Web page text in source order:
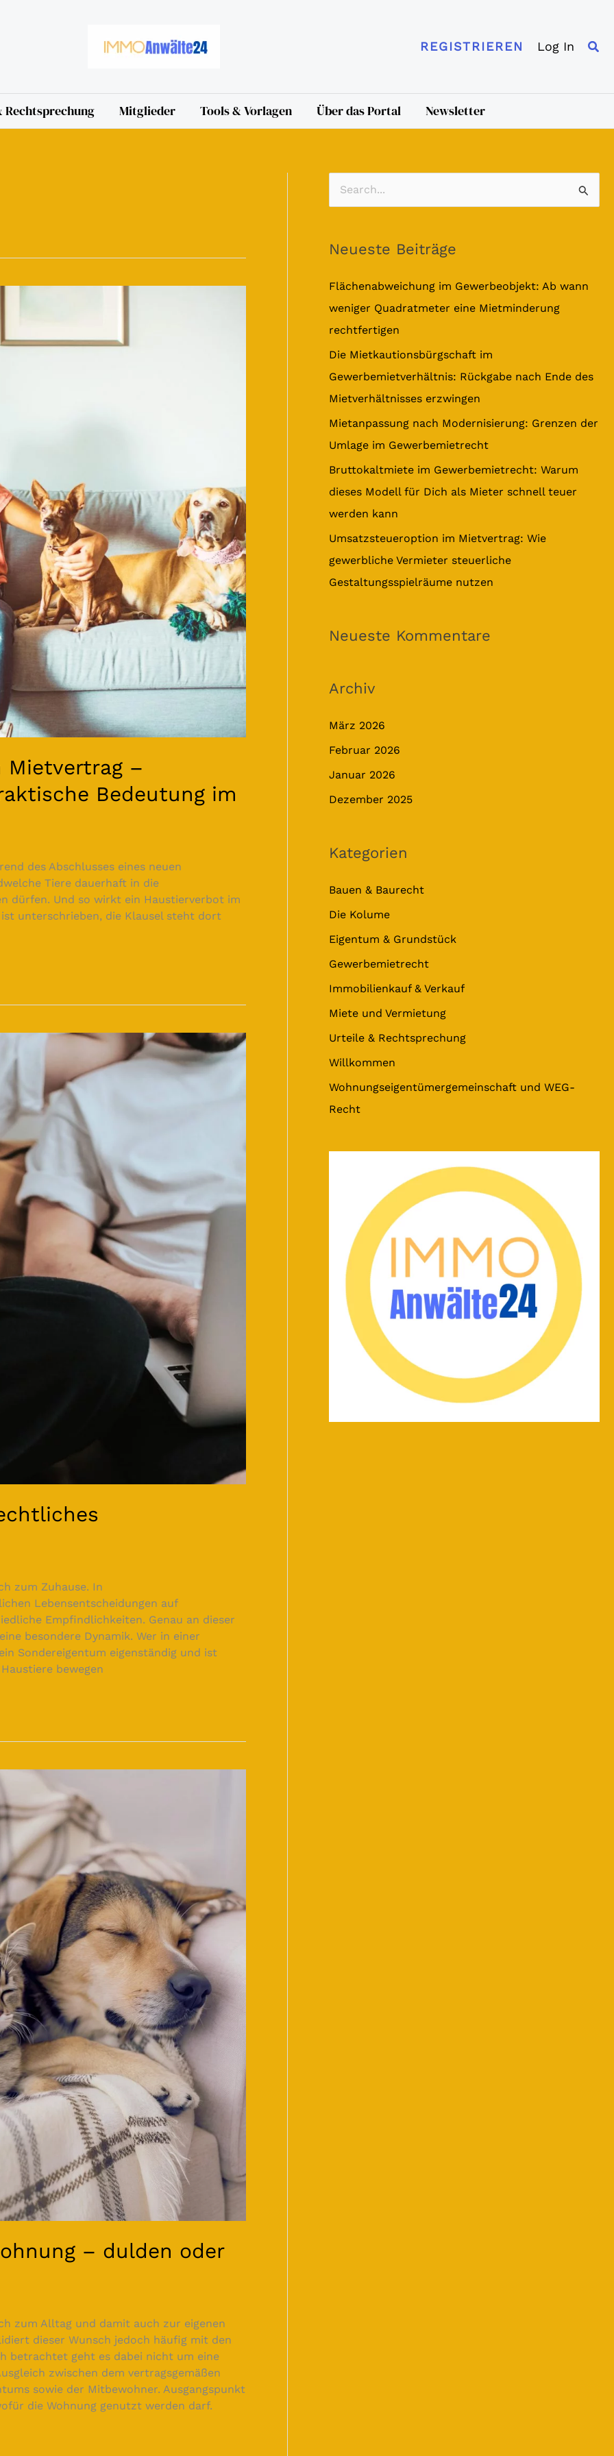
REGISTRIEREN Log In
Rechtsprechung Mitglieder Tools & Vorlagen Über das Portal Newsletter
Mietvertrag –
Bedeutung im
des Abschlusses eines neuen
Tiere dauerhaft in die
dürfen. Und so wirkt ein Haustierverbot im
unterschrieben, die Klausel steht dort
zum Zuhause. In
Lebensentscheidungen auf
Empfindlichkeiten. Genau an dieser
besondere Dynamik. Wer in einer
Sondereigentum eigenständig und ist
bewegen
– dulden oder
zum Alltag und damit auch zur eigenen
dieser Wunsch jedoch häufig mit den
betrachtet geht es dabei nicht um eine
zwischen dem vertragsgemäßen
sowie der Mitbewohner. Ausgangspunkt
die Wohnung genutzt werden darf.
h
e
n
Neueste Beiträge
Flächenabweichung im Gewerbeobjekt: Ab wann
weniger Quadratmeter eine Mietminderung
rechtfertigen
Die Mietkautionsbürgschaft im
Gewerbemietverhältnis: Rückgabe nach Ende des
Mietverhältnisses erzwingen
Mietanpassung nach Modernisierung: Grenzen der
Umlage im Gewerbemietrecht
Bruttokaltmiete im Gewerbemietrecht: Warum
dieses Modell für Dich als Mieter schnell teuer
werden kann
Umsatzsteueroption im Mietvertrag: Wie
gewerbliche Vermieter steuerliche
Gestaltungsspielräume nutzen
Neueste Kommentare
Archiv
März 2026
Februar 2026
Januar 2026
Dezember 2025
Kategorien
Bauen & Baurecht
Die Kolume
Eigentum & Grundstück
Gewerbemietrecht
Immobilienkauf & Verkauf
Miete und Vermietung
Urteile & Rechtsprechung
Willkommen
Wohnungseigentümergemeinschaft und WEG-
Recht